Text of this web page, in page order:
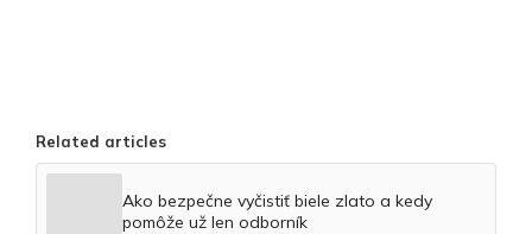
Related articles
Ako bezpečne vyčistiť biele zlato a kedy
pomôže už len odborník